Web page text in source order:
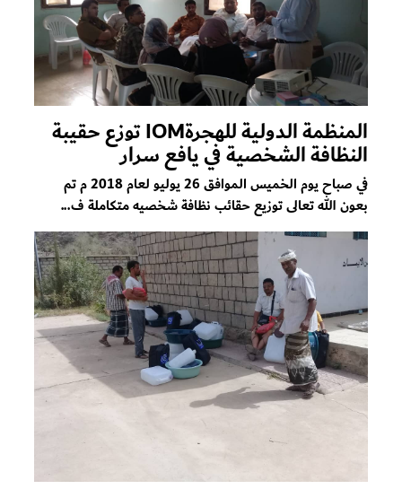
المنظمة الدولية للهجرةIOM توزع حقيبة
النظافة الشخصية في يافع سرار
في صباح يوم الخميس الموافق 26 يوليو لعام 2018 م تم
بعون الله تعالى توزيع حقائب نظافة شخصيه متكاملة ف...